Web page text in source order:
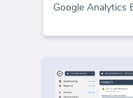
Google Analytics